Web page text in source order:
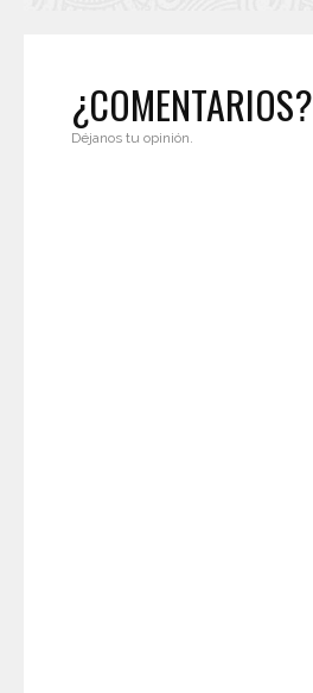
¿COMENTARIOS?
Déjanos tu opinión.